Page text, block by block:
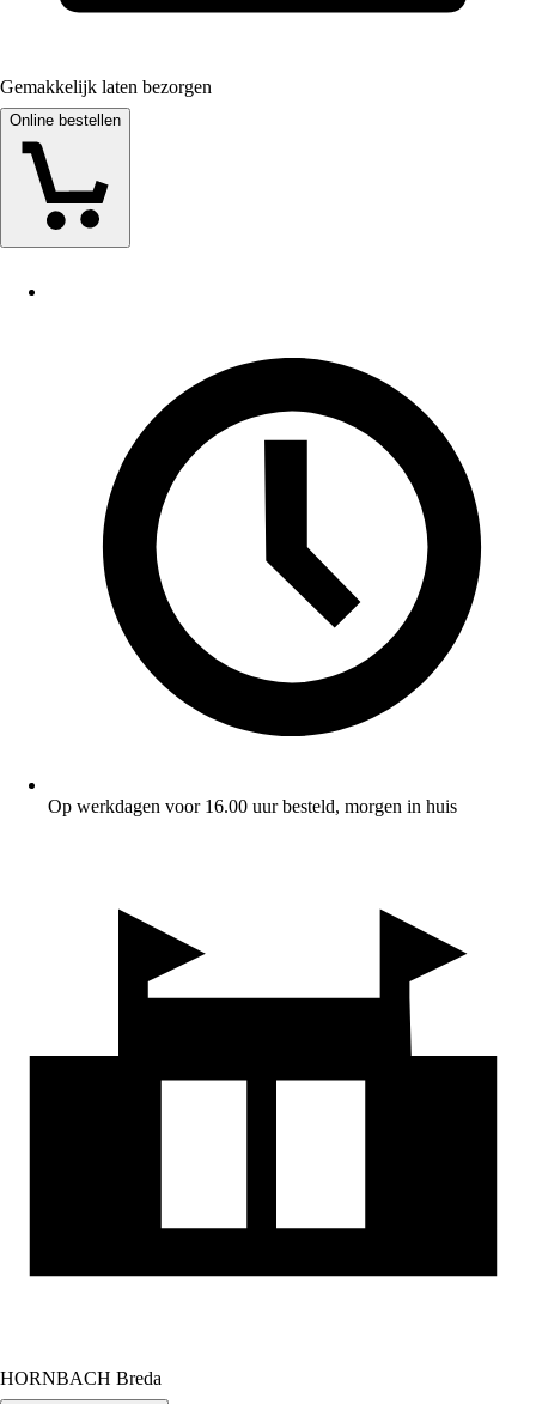
Gemakkelijk laten bezorgen
Online bestellen
Op werkdagen voor 16.00 uur besteld, morgen in huis
HORNBACH Breda